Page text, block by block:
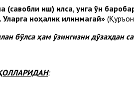
(савобли иш) қилса, унга ўн
ноҳақлик қилинмагай»
бўлса ҳам ўзингизни дўзахдан
: